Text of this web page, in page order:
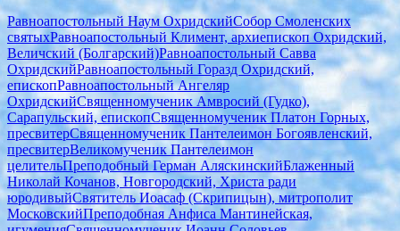
Равноапостольный Наум ОхридскийСобор Смоленских
святыхРавноапостольный Климент, архиепископ Охридский,
Величский (Болгарский)Равноапостольный Савва
ОхридскийРавноапостольный Горазд Охридский,
епископРавноапостольный Ангеляр
ОхридскийСвященномученик Амвросий (Гудко),
Сарапульский, епископСвященномученик Платон Горных,
пресвитерСвященномученик Пантелеимон Богоявленский,
пресвитерВеликомученик Пантелеимон
целительПреподобный Герман АляскинскийБлаженный
Николай Кочанов, Новгородский, Христа ради
юродивыйСвятитель Иоасаф (Скрипицын), митрополит
МосковскийПреподобная Анфиса Мантинейская,